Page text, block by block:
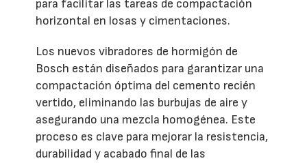
para facilitar las tareas de compactación
horizontal en losas y cimentaciones.
Los nuevos vibradores de hormigón de
Bosch están diseñados para garantizar una
compactación óptima del cemento recién
vertido, eliminando las burbujas de aire y
asegurando una mezcla homogénea. Este
proceso es clave para mejorar la resistencia,
durabilidad y acabado final de las